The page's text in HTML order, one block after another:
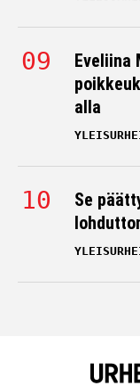
Eveliina
alla
Se